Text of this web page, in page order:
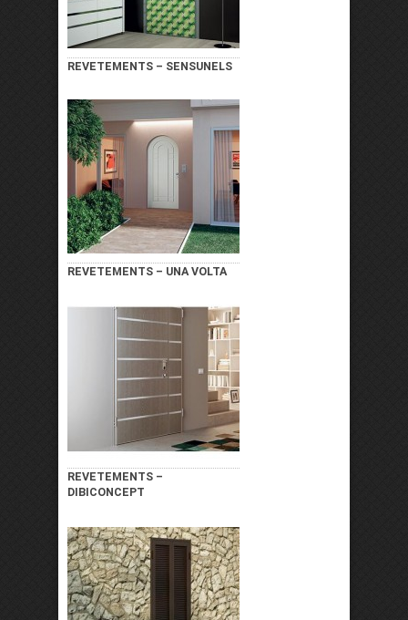
REVETEMENTS – SENSUNELS
REVETEMENTS – UNA VOLTA
REVETEMENTS –
DIBICONCEPT